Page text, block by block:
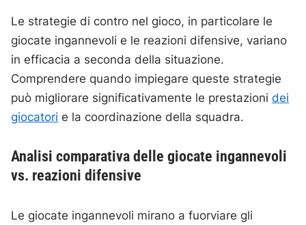
Le strategie di contro nel gioco, in particolare le
giocate ingannevoli e le reazioni difensive, variano
in efficacia a seconda della situazione.
Comprendere quando impiegare queste strategie
può migliorare significativamente le prestazionidei
giocatori e la coordinazione della squadra.
Analisi comparativa delle giocate ingannevoli
vs. reazioni difensive
Le giocate ingannevoli mirano a fuorviare gli